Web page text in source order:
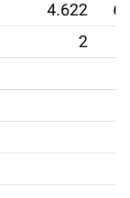
4.622
2